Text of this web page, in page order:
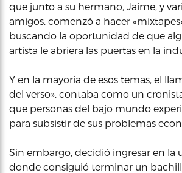
que junto a su hermano, Jaime, y
amigos, comenzó a hacer
buscando la oportunidad de que
artista le abriera las puertas en la
Y en la mayoría de esos temas, el
del verso», contaba como un
que personas del bajo mundo
para subsistir de sus problemas
Sin embargo, decidió ingresar en la
donde consiguió terminar un